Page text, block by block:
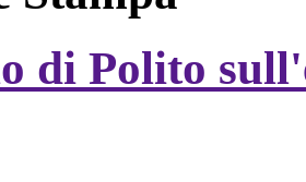
di Polito